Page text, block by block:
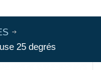
25 degrés